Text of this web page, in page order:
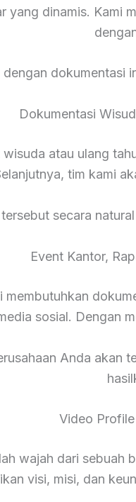
yang dinamis. Kami
dokumentasi
Dokumentasi
wisuda atau ulang
tim kami
secara
Event Kantor,
membutuhkan
sosial. Dengan
Anda akan
Video
wajah dari sebuah
visi, misi, dan